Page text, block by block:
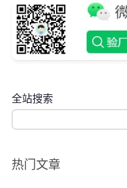
全站搜索
热门文章